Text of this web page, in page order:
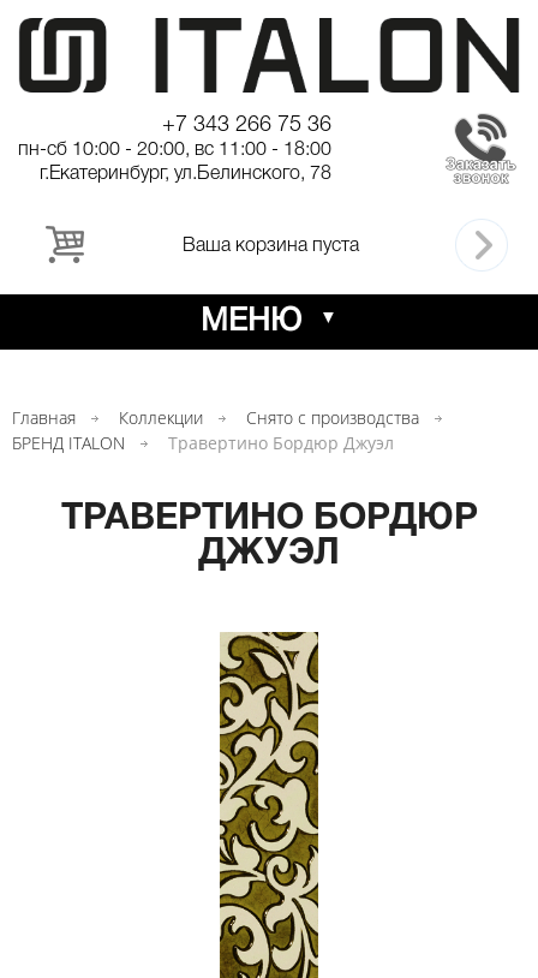
+7 343 266 75 36
пн-сб 10:00 - 20:00, вс 11:00 - 18:00
г.Екатеринбург, ул.Белинского, 78
Ваша корзина пуста
МЕНЮ
Главная Коллекции
Снято с производства
БРЕНД ITALON
Травертино Бордюр Джуэл
ТРАВЕРТИНО БОРДЮР
ДЖУЭЛ